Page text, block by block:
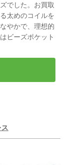
でした。お買取
太めのコイルを
やかで、理想的
ビーズポケット